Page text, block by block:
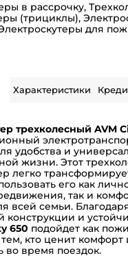
в рассрочку,
(трициклы),
для
Характеристики
трехколесный AVM
удобства и
жизни. Этот
легко
его как
так и
всей семьи.
конструкции и
650 подойдет как
кто ценит комфорт
во время поездок.